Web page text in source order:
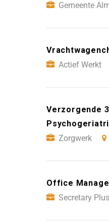
Gemeente
Actief Werkt
Verzorgende
Zorgwerk
Office
Secretary Plus